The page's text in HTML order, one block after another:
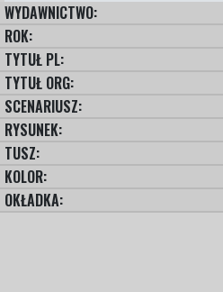
WYDAWNICTWO:
ROK:
TYTUŁ PL:
TYTUŁ ORG:
SCENARIUSZ:
RYSUNEK:
TUSZ:
KOLOR:
OKŁADKA: